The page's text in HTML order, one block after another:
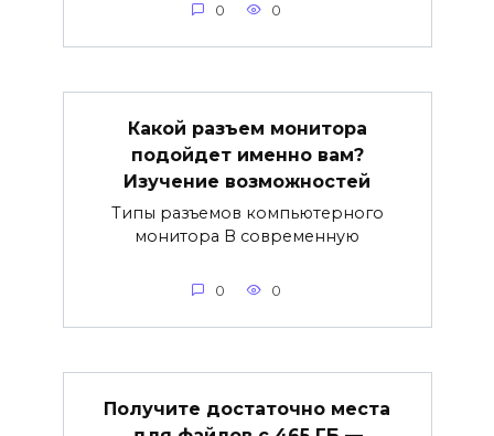
0 0
Какой разъем монитора
подойдет именно вам?
Изучение возможностей
Типы разъемов компьютерного
монитора В современную
0 0
Получите достаточно места